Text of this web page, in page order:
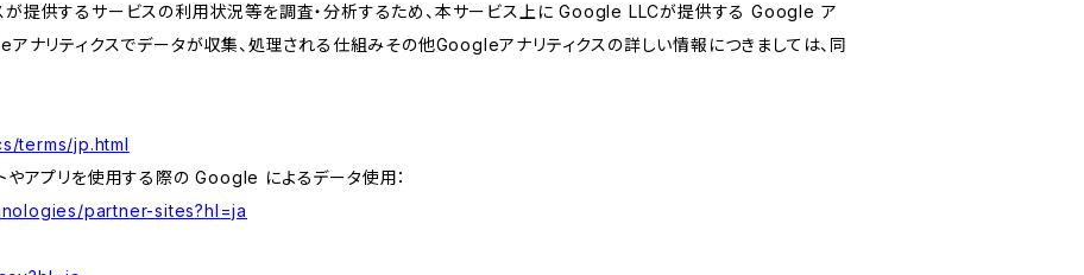
スが提供するサービスの利用状況等を調査・分析するため、本サービス上に Google LLCが提供する Google ア
アナリティクスでデータが収集、処理される仕組みその他Googleアナリティクスの詳しい情報につきましては、同
terms/jp.html
アプリを使用する際の Google によるデータ使用：
partner-sites?hl=ja